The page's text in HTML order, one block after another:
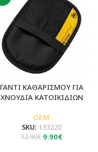
ΓΑΝΤΙ ΚΑΘΑΡΙΣΜΟΥ ΓΙΑ
ΧΝΟΥΔΙΑ ΚΑΤΟΙΚΙΔΙΩΝ
OEM
SKU: 133220
12.90€ Original
9.90€Η